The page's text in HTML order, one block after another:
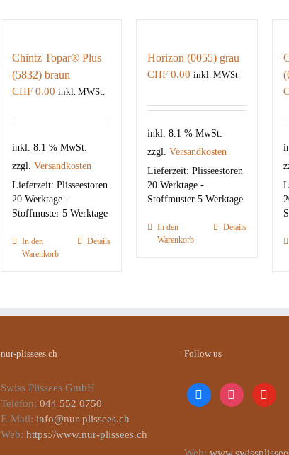
Chintz Topar® Plus
(5832) braun
CHF0.00 inkl. MWSt.
inkl. 8.1 % MwSt.
zzgl. Versandkosten
Lieferzeit: Plisseestoren
20 Werktage -
Stoffmuster 5 Werktage
In den
Warenkorb
Details
Horizon (0055) grau
CHF 0.00 inkl. MWSt.
inkl. 8.1 % MwSt.
zzgl.Versandkosten
Lieferzeit:Plisseestoren
20 Werktage -
Stoffmuster 5 Werktage
In den
Warenkorb
Details
nur-plissees.ch
Swiss Plissees GmbH
Telefon: 044 552 0750
E-Mail: info@nur-plissees.ch
Web: https://www.nur-plissees.ch
Follow us
facebookinstagramyoutube